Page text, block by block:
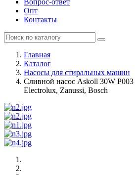
Вопрос-ответ
Опт
Контакты
Главная
Каталог
Насосы для стиральных машин
Сливной насос Askoll 30W
Electrolux, Zanussi, Bosch